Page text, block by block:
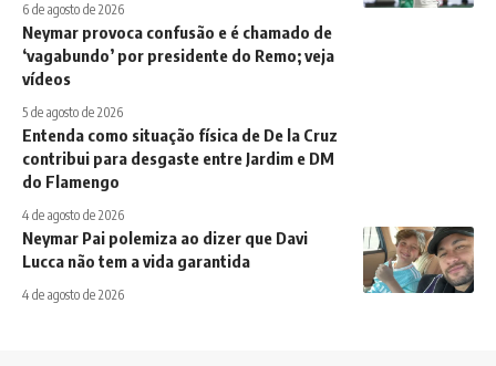
6 de agosto de 2026
Neymar provoca confusão e é chamado de
‘vagabundo’ por presidente do Remo; veja
vídeos
5 de agosto de 2026
Entenda como situação física de De la Cruz
contribui para desgaste entre Jardim e DM
do Flamengo
4 de agosto de 2026
Neymar Pai polemiza ao dizer que Davi
Lucca não tem a vida garantida
4 de agosto de 2026